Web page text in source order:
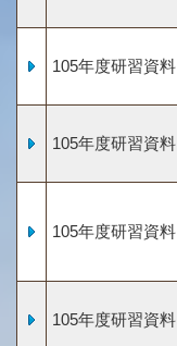
105年度研習資料
105年度研習資料
105年度研習資料
105年度研習資料